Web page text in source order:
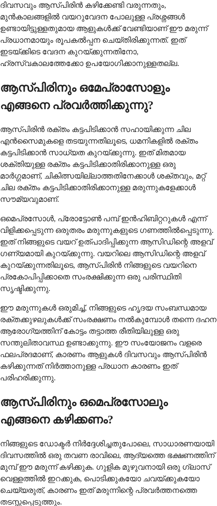
ദിവസവും ആസ്പിരിൻ കഴിക്കേണ്ടി വരുന്നതും,
മുൻകാലങ്ങളിൽ വയറുവേദന പോലുള്ള പ്രശ്നങ്ങൾ
ഉണ്ടായിട്ടുള്ളതുമായ ആളുകൾക്ക് വേണ്ടിയാണ് ഈ മരുന്ന്
പ്രധാനമായും രൂപകൽപ്പന ചെയ്തിരിക്കുന്നത്. ഇത്
ഇടയ്ക്കിടെ വേദന കുറയ്ക്കുന്നതിനോ,
ഹ്രസ്വകാലത്തേക്കോ ഉപയോഗിക്കാനുള്ളതല്ല.
ആസ്പിരിനും ഒമേപ്രാസോളും
എങ്ങനെ പ്രവർത്തിക്കുന്നു?
ആസ്പിരിൻ രക്തം കട്ടപിടിക്കാൻ സഹായിക്കുന്ന ചില
എൻസൈമുകളെ തടയുന്നതിലൂടെ, ധമനികളിൽ രക്തം
കട്ടപിടിക്കാൻ സാധ്യത കുറയ്ക്കുന്നു. ഇത് മിതമായ
ശക്തിയുള്ള രക്തം കട്ടപിടിക്കാതിരിക്കാനുള്ള ഒരു
മാർഗ്ഗമാണ്, ചികിത്സയില്ലാത്തതിനേക്കാൾ ശക്തവും, മറ്റ്
ചില രക്തം കട്ടപിടിക്കാതിരിക്കാനുള്ള മരുന്നുകളേക്കാൾ
സൗമ്യവുമാണ്.
ഒമെപ്രസോൾ, പ്രോട്ടോൺ പമ്പ് ഇൻഹിബിറ്ററുകൾ എന്ന്
വിളിക്കപ്പെടുന്ന ഒരുതരം മരുന്നുകളുടെ ഗണത്തിൽപ്പെടുന്നു.
ഇത് നിങ്ങളുടെ വയറ് ഉത്പാദിപ്പിക്കുന്ന ആസിഡിന്റെ അളവ്
ഗണ്യമായി കുറയ്ക്കുന്നു. വയറിലെ ആസിഡിന്റെ അളവ്
കുറയ്ക്കുന്നതിലൂടെ, ആസ്പിരിൻ നിങ്ങളുടെ വയറിനെ
പ്രകോപിപ്പിക്കാതെ സംരക്ഷിക്കുന്ന ഒരു പരിസ്ഥിതി
സൃഷ്ടിക്കുന്നു.
ഈ മരുന്നുകൾ ഒരുമിച്ച്, നിങ്ങളുടെ ഹൃദയ സംബന്ധമായ
രക്തക്കുഴലുകൾക്ക് സംരക്ഷണം നൽകുമ്പോൾ തന്നെ ദഹന
ആരോഗ്യത്തിന് കോട്ടം തട്ടാത്ത രീതിയിലുള്ള ഒരു
സന്തുലിതാവസ്ഥ ഉണ്ടാക്കുന്നു. ഈ സംയോജനം വളരെ
ഫലപ്രദമാണ്, കാരണം ആളുകൾ ദിവസവും ആസ്പിരിൻ
കഴിക്കുന്നത് നിർത്താനുള്ള പ്രധാന കാരണം ഇത്
പരിഹരിക്കുന്നു.
ആസ്പിരിനും ഒമെപ്രസോലും
എങ്ങനെ കഴിക്കണം?
നിങ്ങളുടെ ഡോക്ടർ നിർദ്ദേശിച്ചതുപോലെ, സാധാരണയായി
ദിവസത്തിൽ ഒരു തവണ രാവിലെ, ആദ്യത്തെ ഭക്ഷണത്തിന്
മുമ്പ് ഈ മരുന്ന് കഴിക്കുക. ഗുളിക മുഴുവനായി ഒരു ഗ്ലാസ്
വെള്ളത്തിൽ ഇറക്കുക, പൊടിക്കുകയോ ചവയ്ക്കുകയോ
ചെയ്യരുത്, കാരണം ഇത് മരുന്നിന്റെ പ്രവർത്തനത്തെ
തടസ്സപ്പെടുത്തും.